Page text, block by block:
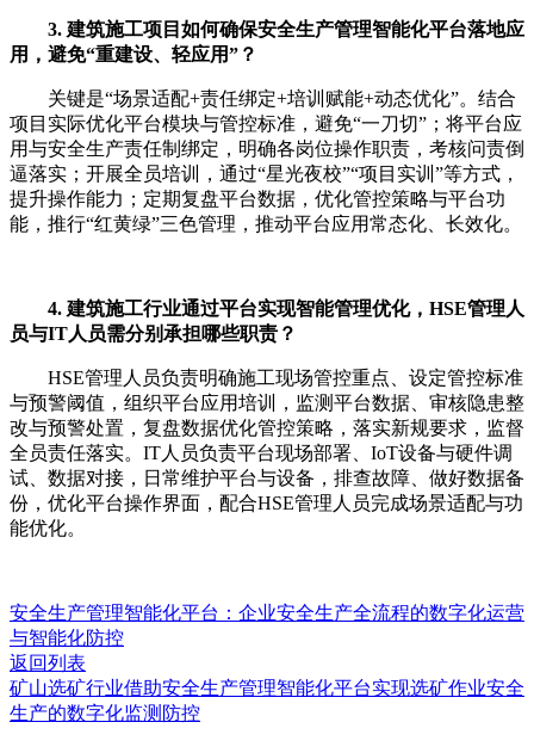
3. 建筑施工项目如何确保安全生产管理智能化平台落地应
用，避免“重建设、轻应用”？
关键是“场景适配+责任绑定+培训赋能+动态优化”。结合
项目实际优化平台模块与管控标准，避免“一刀切”；将平台应
用与安全生产责任制绑定，明确各岗位操作职责，考核问责倒
逼落实；开展全员培训，通过“星光夜校”“项目实训”等方式，
提升操作能力；定期复盘平台数据，优化管控策略与平台功
能，推行“红黄绿”三色管理，推动平台应用常态化、长效化。
4. 建筑施工行业通过平台实现智能管理优化，HSE管理人
员与IT人员需分别承担哪些职责？
HSE管理人员负责明确施工现场管控重点、设定管控标准
与预警阈值，组织平台应用培训，监测平台数据、审核隐患整
改与预警处置，复盘数据优化管控策略，落实新规要求，监督
全员责任落实。IT人员负责平台现场部署、IoT设备与硬件调
试、数据对接，日常维护平台与设备，排查故障、做好数据备
份，优化平台操作界面，配合HSE管理人员完成场景适配与功
能优化。
安全生产管理智能化平台：企业安全生产全流程的数字化运营
与智能化防控
返回列表
矿山选矿行业借助安全生产管理智能化平台实现选矿作业安全
生产的数字化监测防控